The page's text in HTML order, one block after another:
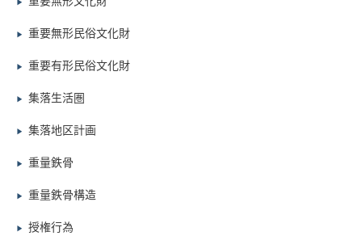
▶ 重要無形民俗文化財
▶ 重要有形民俗文化財
▶ 集落生活圏
▶ 集落地区計画
▶ 重量鉄骨
▶ 重量鉄骨構造
▶ 授権行為